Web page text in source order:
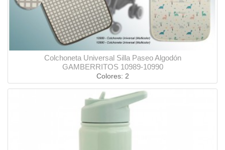
Colchoneta Universal Silla Paseo Algodón
GAMBERRITOS 10989-10990
Colores: 2